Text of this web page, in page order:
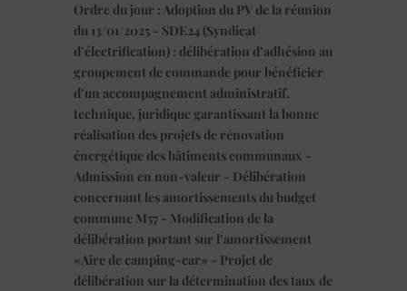
Ordre du jour : Adoption du PV de la réunion
du 13/01/2025 - SDE24 (Syndicat
d’électrification) : délibération d’adhésion au
groupement de commande pour bénéficier
d’un accompagnement administratif,
technique, juridique garantissant la bonne
réalisation des projets de rénovation
énergétique des bâtiments communaux -
Admission en non-valeur - Délibération
concernant les amortissements du budget
commune M57 - Modification de la
délibération portant sur l’amortissement
«Aire de camping-car» - Projet de
délibération sur la détermination des taux de